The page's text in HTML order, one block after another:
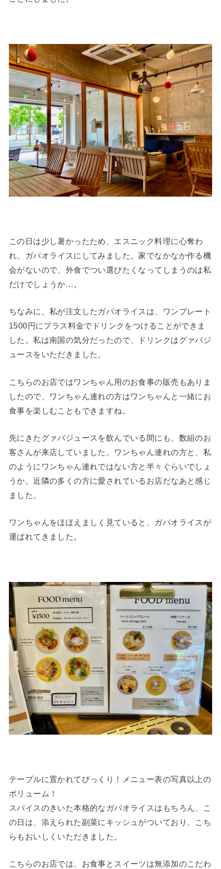
この日は少し暑かったため、エスニック料理に心奪わ
れ、ガパオライスにしてみました。家でなかなか作る機
会がないので、外食でつい選びたくなってしまうのは私
だけでしょうか…。
ちなみに、私が注文したガパオライスは、ワンプレート
1500円にプラス料金でドリンクをつけることができま
した。私は南国の気分だったので、ドリンクはグァバジ
ュースをいただきました。
こちらのお店ではワンちゃん用のお食事の販売もありま
したので、ワンちゃん連れの方はワンちゃんと一緒にお
食事を楽しむこともできますね。
先にきたグァバジュースを飲んでいる間にも、数組のお
客さんが来店していました。ワンちゃん連れの方と、私
のようにワンちゃん連れではない方と半々ぐらいでしょ
うか。近隣の多くの方に愛されているお店だなあと感じ
ました。
ワンちゃんをほほえましく見ていると、ガパオライスが
運ばれてきました。
テーブルに置かれてびっくり！メニュー表の写真以上の
ボリューム！
スパイスのきいた本格的なガパオライスはもちろん、こ
の日は、添えられた副菜にキッシュがついており、こち
らもおいしくいただきました。
こちらのお店では、お食事とスイーツは無添加のこだわ